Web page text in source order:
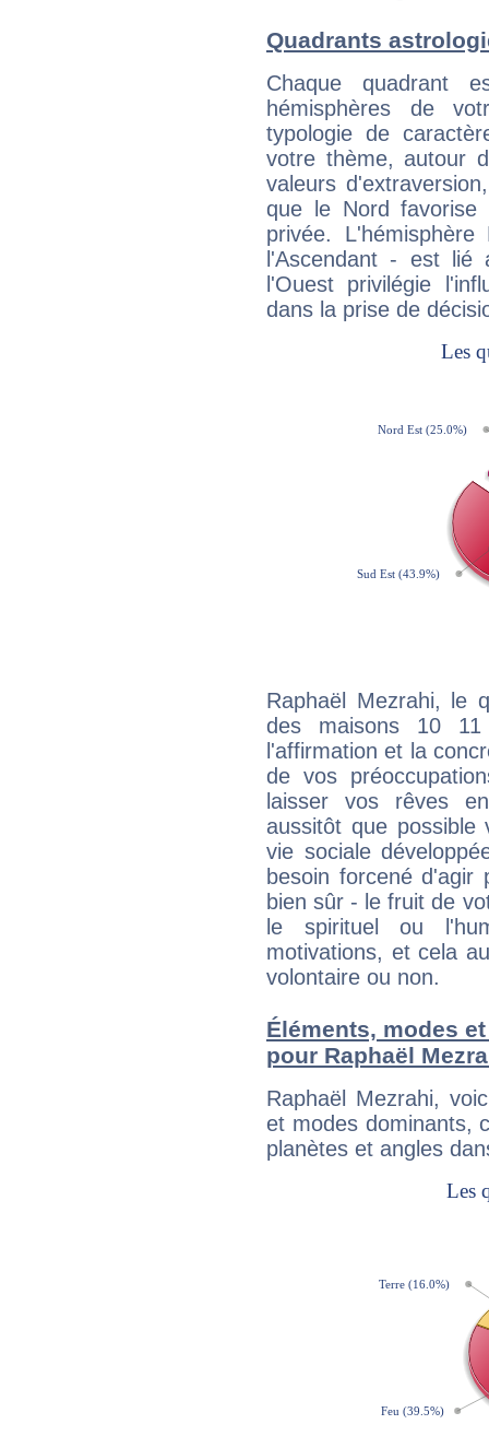
Quadrants
Chaque quadrant
hémisphères de
typologie de
votre thème, autour
valeurs
que le Nord favorise
privée.
l'Ascendant - est
l'Ouest privilégie
dans la prise de
Raphaël Mezrahi, le
des maisons 10
l'affirmation et la
de vos
laisser vos rêves
aussitôt que
vie sociale
besoin forcené
bien sûr - le fruit de
le spirituel ou
motivations, et cela
volontaire ou non.
Éléments, modes
pour Raphaël
Raphaël Mezrahi,
et modes dominants,
planètes et angles